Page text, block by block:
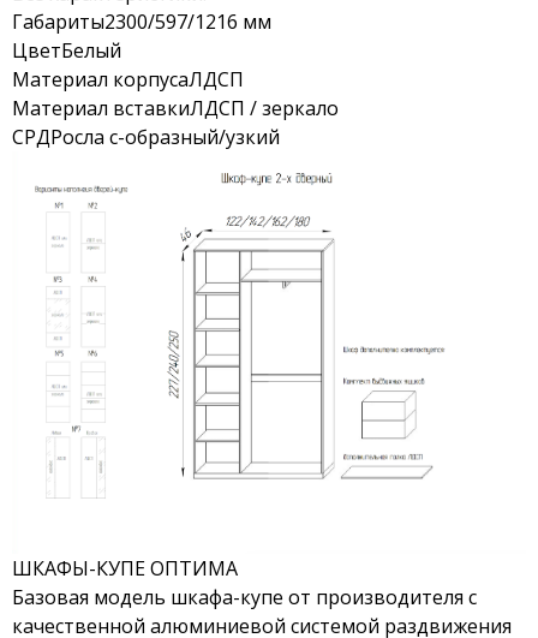
Габариты2300/597/1216 мм
ЦветБелый
Материал корпусаЛДСП
Материал вставкиЛДСП / зеркало
СРДРосла с-образный/узкий
ШКАФЫ-КУПЕ ОПТИМА
Базовая модель шкафа-купе от производителя с
качественной алюминиевой системой раздвижения